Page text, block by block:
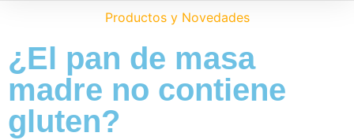
Productos y Novedades
¿El pan de masa
madre no contiene
gluten?